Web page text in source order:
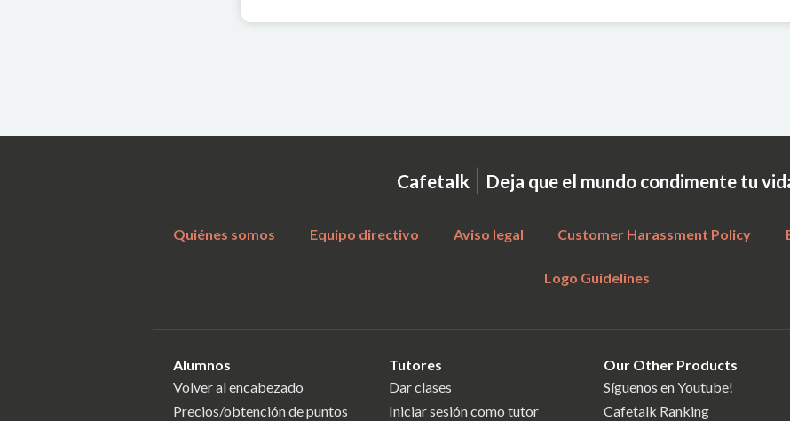
Cafetalk | Deja que el mundo condimente tu
Quiénes somos Equipo directivo Aviso legal Customer Harassment Policy
Logo Guidelines
Alumnos
Volver al encabezado
Precios/obtención de puntos
Tutores
Dar clases
Iniciar sesión como tutor
Our Other Products
Síguenos en Youtube!
Cafetalk Ranking